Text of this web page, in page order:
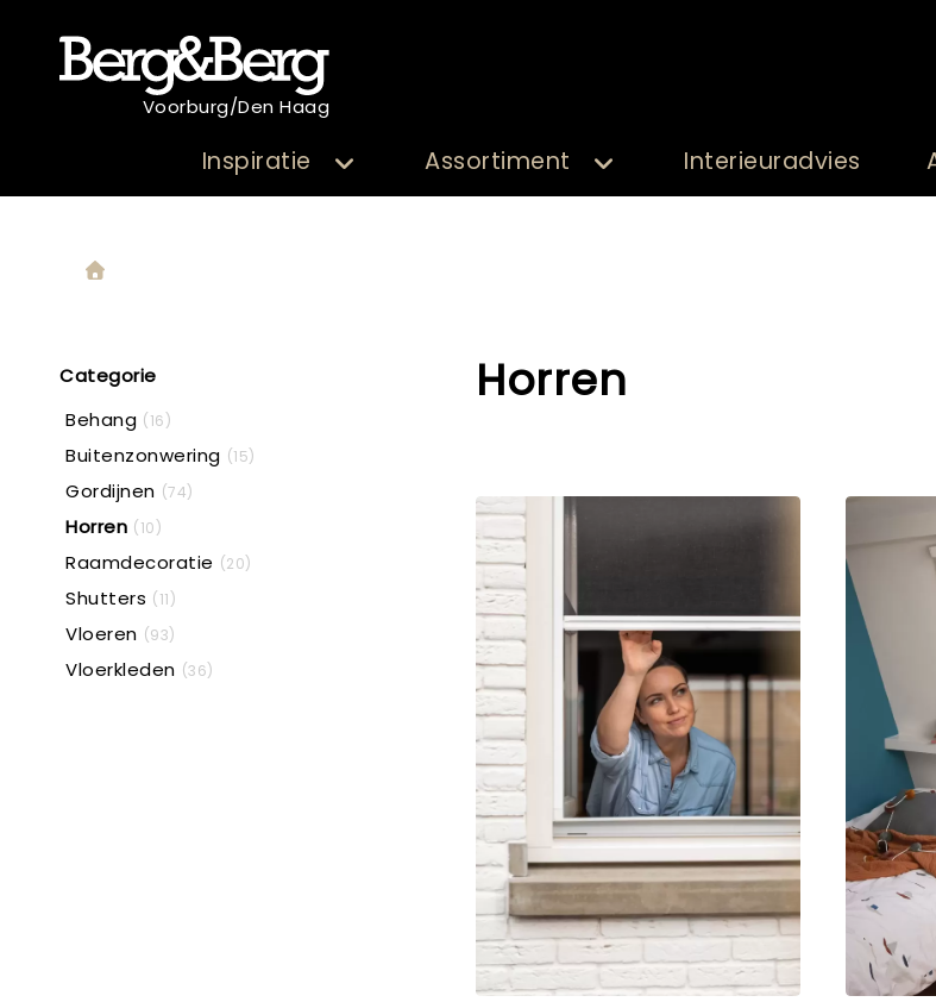
Voorburg/Den Haag
Inspiratie Assortiment Interieuradvies
Categorie
Behang (16)
Buitenzonwering (15)
Gordijnen (74)
Horren (10)
Raamdecoratie (20)
Shutters (11)
Vloeren (93)
Vloerkleden (36)
Horren